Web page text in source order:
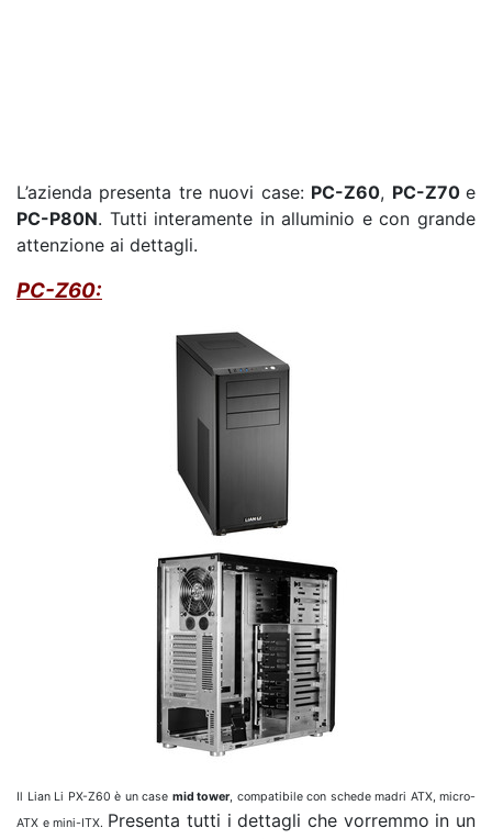
L’azienda presenta tre nuovi case: PC-Z60, PC-Z70e
PC-P80N. Tutti interamente in alluminio e con grande
attenzione ai dettagli.
PC-Z60:
Il Lian Li PX-Z60 è un case mid tower, compatibile con schede madri ATX, micro-
ATX e mini-ITX. Presenta tutti i dettagli che vorremmo in un